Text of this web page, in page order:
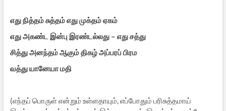
எது நித்தம் சுத்தம் எது முக்தம் ஏகம்
எது அகண்ட இன்பு இரண்டல்லது – எது சத்து
சித்து அனந்தம் ஆகும் திகழ் அப்பரப் பிரம
வத்து யானேயா மதி
(எந்தப் பொருள் என்றும் உள்ளதாயும், எப்போதும் பரிசுத்தமாய்